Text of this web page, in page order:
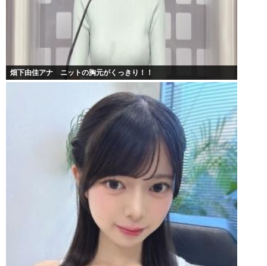
畑下由佳アナ ニットの胸元がくっきり！！